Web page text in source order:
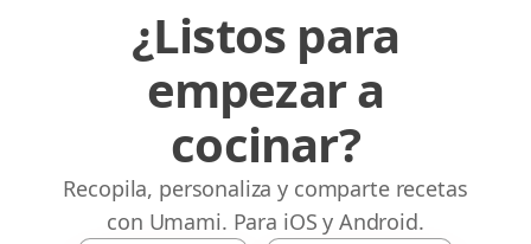
¿Listos para
empezar a
cocinar?
Recopila, personaliza y comparte recetas
con Umami. Para iOS y Android.